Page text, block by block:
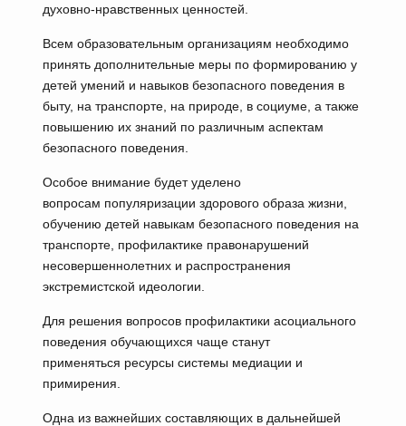
духовно-нравственных ценностей.
Всем образовательным организациям необходимо
принять дополнительные меры по формированию у
детей умений и навыков безопасного поведения в
быту, на транспорте, на природе, в социуме, а также
повышению их знаний по различным аспектам
безопасного поведения.
Особое внимание будет уделено
вопросам популяризации здорового образа жизни,
обучению детей навыкам безопасного поведения на
транспорте, профилактике правонарушений
несовершеннолетних и распространения
экстремистской идеологии.
Для решения вопросов профилактики асоциального
поведения обучающихся чаще станут
применяться ресурсы системы медиации и
примирения.
Одна из важнейших составляющих в дальнейшей